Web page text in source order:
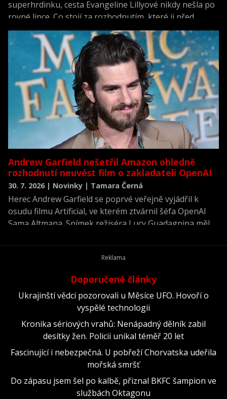
superhrdinku, cesta Evangeline Lillyové nikdy nešla po
rovné lince. Co stojí za rozhodnutím, které ji před
dvěma lety odvedlo z Hollywoodu, a co se stalo potom?
Andrew Garfield nešetřil Amazon ohledně
rozhodnutí neuvést film o zakladateli OpenAI
30. 7. 2026 | Novinky | Tamara Černá
Herec Andrew Garfield se poprvé veřejně vyjádřil k
osudu filmu Artificial, ve kterém ztvárnil šéfa OpenAI
Sama Altmana. Snímek režiséra Lucy Guadagnina měl
projekt nečekaně odložila a rozhodla se jej nabídnout
Doporučené články
Ukrajinští vědci pozorovali u Měsíce UFO. Hovoří o
vyspělé technologii
Kronika sériových vrahů: Nenápadný dělník zabil
desítky žen. Policii unikal téměř 20 let
Fascinující i nebezpečná. U pobřeží Chorvatska udeřila
mořská smršť
Do zápasu jsem šel po kalbě, přiznal BKFC šampion ve
službách Oktagonu